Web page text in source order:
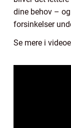
dine behov –
forsinkelser
Se mere i